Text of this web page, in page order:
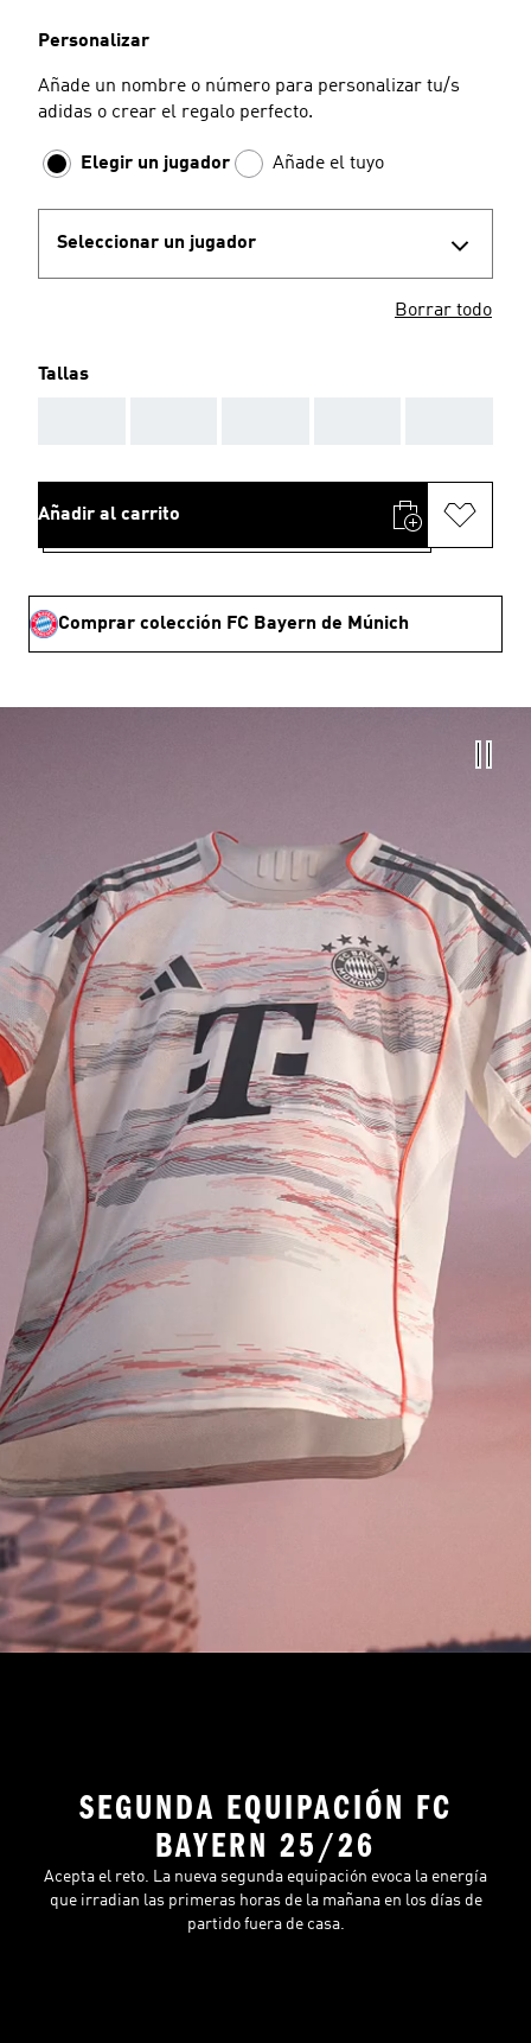
Personalizar
Añade un nombre o número para personalizar tu/s
adidas o crear el regalo perfecto.
Elegir un jugador Añade el tuyo
Seleccionar un jugador
Borrar todo
Tallas
Añadir al carrito
Comprar colección FC Bayern de Múnich
SEGUNDA EQUIPACIÓN FC
BAYERN 25/26
Acepta el reto. La nueva segunda equipación evoca la energía
que irradian las primeras horas de la mañana en los días de
partido fuera de casa.